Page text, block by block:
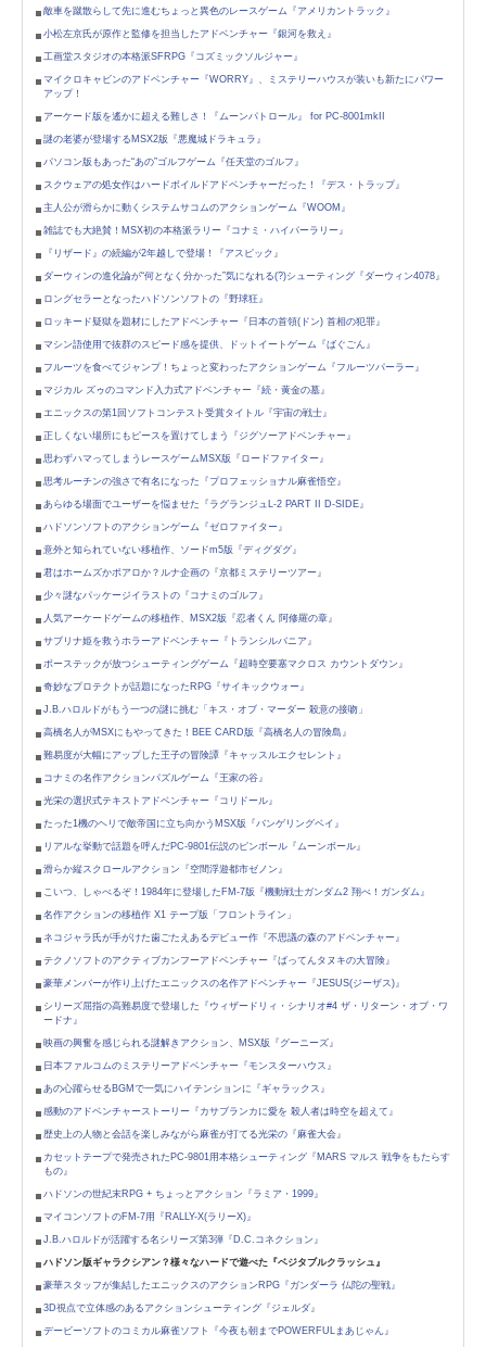
敵車を蹴散らして先に進むちょっと異色のレースゲーム『アメリカントラック』
小松左京氏が原作と監修を担当したアドベンチャー『銀河を救え』
工画堂スタジオの本格派SFRPG『コズミックソルジャー』
マイクロキャビンのアドベンチャー『WORRY』、ミステリーハウスが装いも新たにパワー
アップ！
アーケード版を遙かに超える難しさ！『ムーンパトロール』 for PC-8001mkII
謎の老婆が登場するMSX2版『悪魔城ドラキュラ』
パソコン版もあった“あの”ゴルフゲーム『任天堂のゴルフ』
スクウェアの処女作はハードボイルドアドベンチャーだった！『デス・トラップ』
主人公が滑らかに動くシステムサコムのアクションゲーム『WOOM』
雑誌でも大絶賛！MSX初の本格派ラリー『コナミ・ハイパーラリー』
『リザード』の続編が2年越しで登場！『アスピック』
ダーウィンの進化論が“何となく分かった”気になれる(?)シューティング『ダーウィン4078』
ロングセラーとなったハドソンソフトの『野球狂』
ロッキード疑獄を題材にしたアドベンチャー『日本の首領(ドン) 首相の犯罪』
マシン語使用で抜群のスピード感を提供、ドットイートゲーム『ばぐごん』
フルーツを食べてジャンプ！ちょっと変わったアクションゲーム『フルーツパーラー』
マジカル ズゥのコマンド入力式アドベンチャー『続・黄金の墓』
エニックスの第1回ソフトコンテスト受賞タイトル『宇宙の戦士』
正しくない場所にもピースを置けてしまう『ジグソーアドベンチャー』
思わずハマってしまうレースゲームMSX版『ロードファイター』
思考ルーチンの強さで有名になった『プロフェッショナル麻雀悟空』
あらゆる場面でユーザーを悩ませた『ラグランジュL-2 PART II D-SIDE』
ハドソンソフトのアクションゲーム『ゼロファイター』
意外と知られていない移植作、ソードm5版『ディグダグ』
君はホームズかポアロか？ルナ企画の『京都ミステリーツアー』
少々謎なパッケージイラストの『コナミのゴルフ』
人気アーケードゲームの移植作、MSX2版『忍者くん 阿修羅の章』
サブリナ姫を救うホラーアドベンチャー『トランシルバニア』
ボーステックが放つシューティングゲーム『超時空要塞マクロス カウントダウン』
奇妙なプロテクトが話題になったRPG『サイキックウォー』
J.B.ハロルドがもう一つの謎に挑む「キス・オブ・マーダー 殺意の接吻」
高橋名人がMSXにもやってきた！BEE CARD版『高橋名人の冒険島』
難易度が大幅にアップした王子の冒険譚『キャッスルエクセレント』
コナミの名作アクションパズルゲーム『王家の谷』
光栄の選択式テキストアドベンチャー『コリドール』
たった1機のヘリで敵帝国に立ち向かうMSX版『バンゲリングベイ』
リアルな挙動で話題を呼んだPC-9801伝説のピンボール『ムーンボール』
滑らか縦スクロールアクション『空間浮遊都市ゼノン』
こいつ、しゃべるぞ！1984年に登場したFM-7版『機動戦士ガンダム2 翔べ！ガンダム』
名作アクションの移植作 X1 テープ版「フロントライン」
ネコジャラ氏が手がけた歯ごたえあるデビュー作『不思議の森のアドベンチャー』
テクノソフトのアクティブカンフーアドベンチャー『ばってんタヌキの大冒険』
豪華メンバーが作り上げたエニックスの名作アドベンチャー『JESUS(ジーザス)』
シリーズ屈指の高難易度で登場した『ウィザードリィ・シナリオ#4 ザ・リターン・オブ・ワ
ードナ』
映画の興奮を感じられる謎解きアクション、MSX版『グーニーズ』
日本ファルコムのミステリーアドベンチャー『モンスターハウス』
あの心躍らせるBGMで一気にハイテンションに『ギャラックス』
感動のアドベンチャーストーリー『カサブランカに愛を 殺人者は時空を超えて』
歴史上の人物と会話を楽しみながら麻雀が打てる光栄の『麻雀大会』
カセットテープで発売されたPC-9801用本格シューティング『MARS マルス 戦争をもたらす
もの』
ハドソンの世紀末RPG + ちょっとアクション『ラミア・1999』
マイコンソフトのFM-7用『RALLY-X(ラリーX)』
J.B.ハロルドが活躍する名シリーズ第3弾『D.C.コネクション』
ハドソン版ギャラクシアン？様々なハードで遊べた『ベジタブルクラッシュ』
豪華スタッフが集結したエニックスのアクションRPG『ガンダーラ 仏陀の聖戦』
3D視点で立体感のあるアクションシューティング『ジェルダ』
デービーソフトのコミカル麻雀ソフト『今夜も朝までPOWERFULまあじゃん』